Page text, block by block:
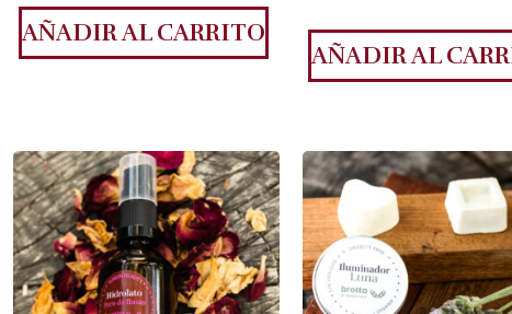
AÑADIR AL CARRITO
AÑADIR AL